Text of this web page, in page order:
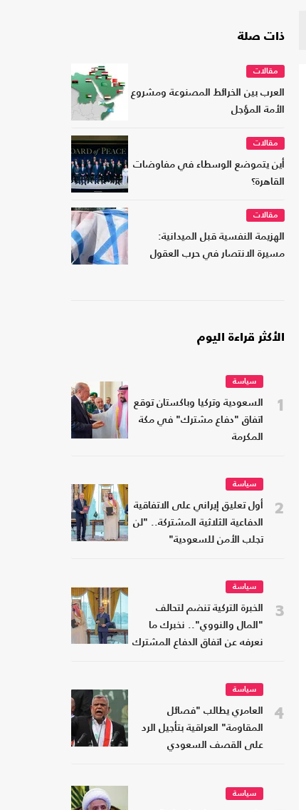
ذات صلة
مقالات
العرب بين الخرائط المصنوعة ومشروع
الأمة المؤجل
مقالات
أين يتموضع الوسطاء في مفاوضات
القاهرة؟
مقالات
الهزيمة النفسية قبل الميدانية:
مسيرة الانتصار في حرب العقول
الأكثر قراءة اليوم
1
سياسة
السعودية وتركيا وباكستان توقع
اتفاق "دفاع مشترك" في مكة
المكرمة
2
سياسة
أول تعليق إيراني على الاتفاقية
الدفاعية الثلاثية المشتركة.. "لن
تجلب الأمن للسعودية"
3
سياسة
الخبرة التركية تنضم لتحالف
"المال والنووي".. نخبرك ما
نعرفه عن اتفاق الدفاع المشترك
4
سياسة
العامري يطالب "فصائل
المقاومة" العراقية بتأجيل الرد
على القصف السعودي
سياسة